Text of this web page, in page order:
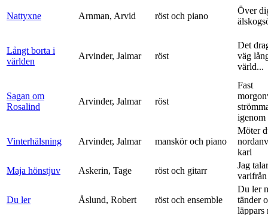
Nattyxne Arnman, Arvid röst och piano
Över
Långt borta i
världen
Arvinder, Jalmar röst
Det
väg
värld...
Sagan om
Rosalind
Arvinder, Jalmar röst
Fast
igenom
Vinterhälsning Arvinder, Jalmar manskör och piano
Möter
karl
Maja hönstjuv
Askerin, Tage röst och gitarr
Jag
Du ler Åslund, Robert röst och ensemble
Du ler
tänder
läppars